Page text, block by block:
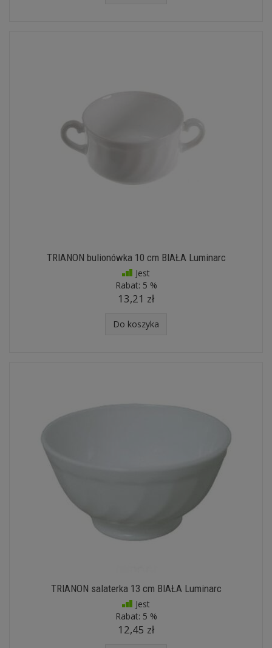
TRIANON bulionówka 10 cm BIAŁA Luminarc
Jest
Rabat: 5 %
13,21 zł
Do koszyka
TRIANON salaterka 13 cm BIAŁA Luminarc
Jest
Rabat: 5 %
12,45 zł